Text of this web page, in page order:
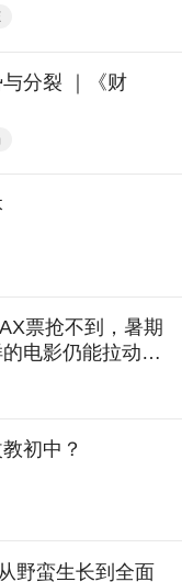
分裂 ｜《财
票抢不到，暑期
电影仍能拉动消
初中？
野蛮生长到全面